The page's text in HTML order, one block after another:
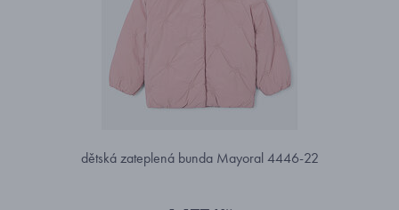
dětská zateplená bunda Mayoral 4446-22